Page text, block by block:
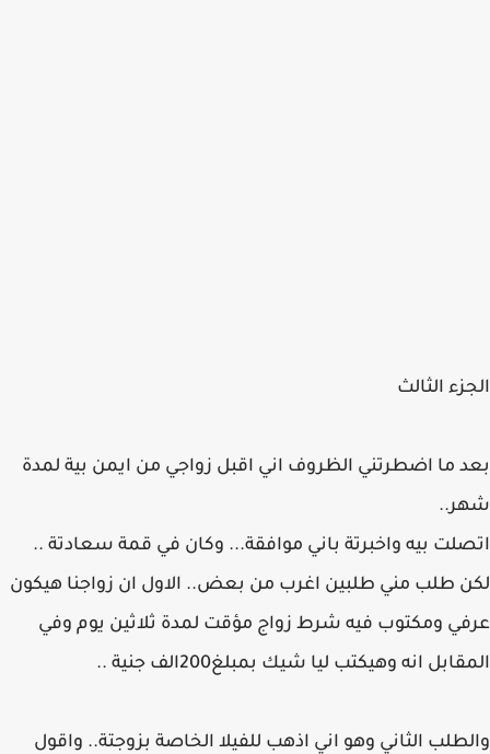
الجزء الثالث
بعد ما اضطرتني الظروف اني اقبل زواجي من ايمن بية لمدة
شهر..
اتصلت بيه واخبرتة باني موافقة... وكان في قمة سعادتة ..
لكن طلب مني طلبين اغرب من بعض.. الاول ان زواجنا هيكون
عرفي ومكتوب فيه شرط زواج مؤقت لمدة ثلاثين يوم وفي
المقابل انه وهيكتب ليا شيك بمبلغ200الف جنية ..
والطلب الثاني وهو اني اذهب للفيلا الخاصة بزوجتة.. واقول